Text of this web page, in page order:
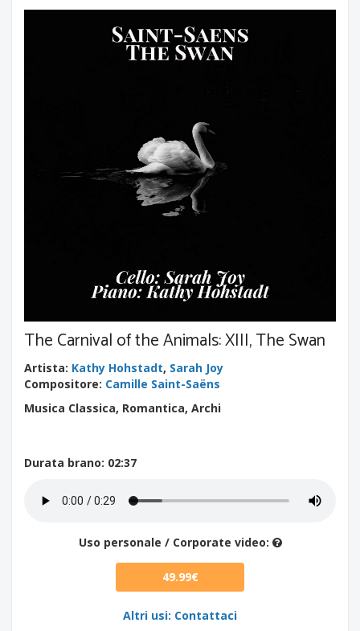
The Carnival of the Animals: XIII, The Swan
Artista: Kathy Hohstadt, Sarah Joy
Compositore: Camille Saint-Saëns
Musica Classica, Romantica, Archi
Durata brano: 02:37
Uso personale / Corporate video:
49.99€
Altri usi: Contattaci